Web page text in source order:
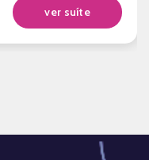
ver suíte